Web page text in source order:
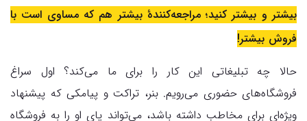
بیشتر و بیشتر کنید؛ مراجعه‌کنندهٔ بیشتر هم که مساوی است با
فروش بیشتر!
حالا چه تبلیغاتی این کار را برای ما می‌کند؟ اول سراغ
فروشگاه‌های حضوری می‌رویم. بنر، تراکت و پیامکی که پیشنهاد
ویژه‌ای برای مخاطب داشته باشد، می‌تواند پای او را به فروشگاه